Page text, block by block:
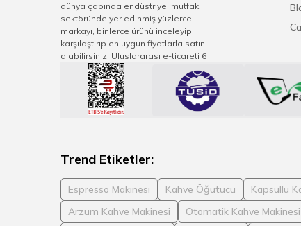
dünya çapında endüstriyel mutfak
sektöründe yer edinmiş yüzlerce
markayı, binlerce ürünü inceleyip,
karşılaştırıp en uygun fiyatlarla satın
alabilirsiniz. Uluslararası e-ticareti 6
kıtaya ulaşan Cafemarkt, sektörel sivil
toplum derneklerindeki görevleriyle
sektör gelişimi vizyonu, teknolojiyi ve
pazar değişimlerini hızlıca uygulayarak
üreticinin, distribütörün ve müşterilerinin
tecrübeli satış ve müşteri memnuniyeti
Trend Etiketler:
Espresso Makinesi Kahve Öğütücü Kapsüllü
Arzum Kahve Makinesi
Otomatik Kahve Makinesi